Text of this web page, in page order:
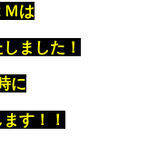
Ｍは
ました！
に
す！！